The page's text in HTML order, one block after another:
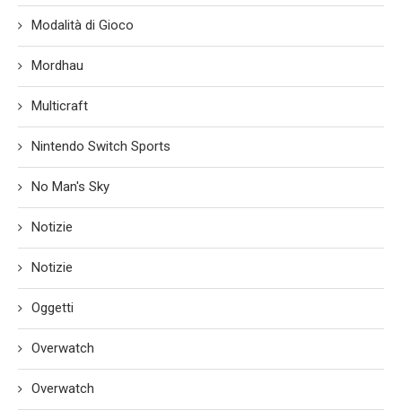
Modalità di Gioco
Mordhau
Multicraft
Nintendo Switch Sports
No Man's Sky
Notizie
Notizie
Oggetti
Overwatch
Overwatch